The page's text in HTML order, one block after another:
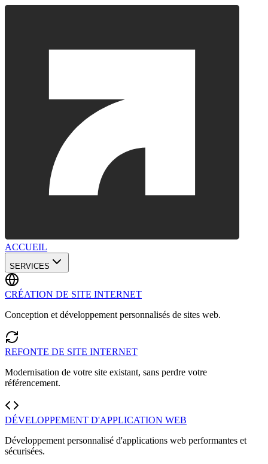
ACCUEIL
SERVICES
CRÉATION DE SITE INTERNET
Conception et développement personnalisés de sites web.
REFONTE DE SITE INTERNET
Modernisation de votre site existant, sans perdre votre
référencement.
DÉVELOPPEMENT D'APPLICATION WEB
Développement personnalisé d'applications web performantes et
sécurisées.